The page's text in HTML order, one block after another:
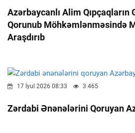
Azərbaycanlı Alim
Qorunub Möhkəmlənməsində
Araşdırıb
17 İyul 2026 08:33 3 465
Zərdabi Ənənələrini Qoruyan